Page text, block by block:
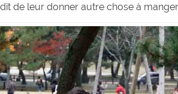
de leur donner autre chose à